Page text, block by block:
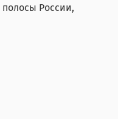
полосы России,